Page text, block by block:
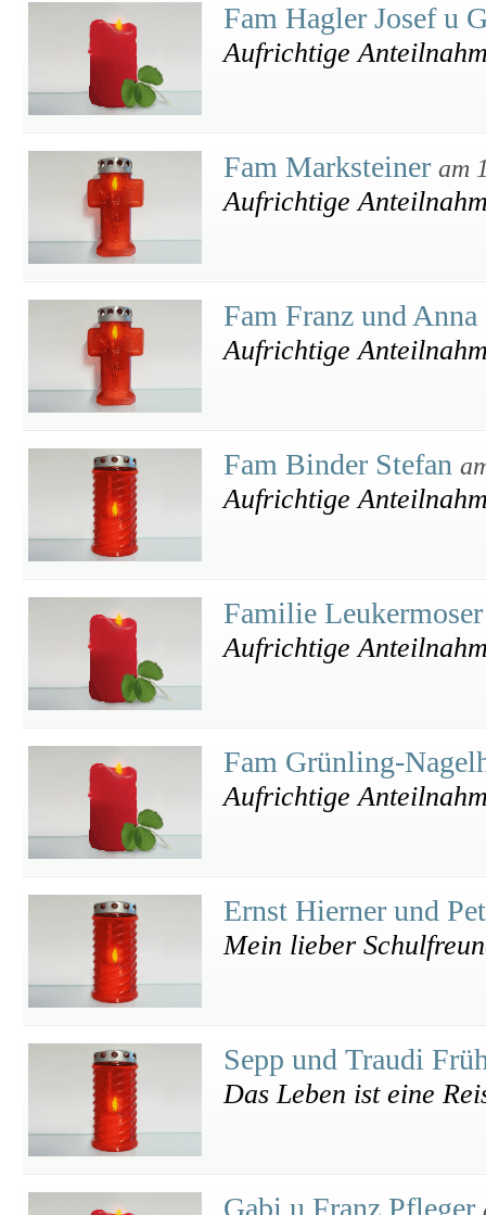
Fam Hagler Josef u
Aufrichtige
Fam Marksteiner am
Aufrichtige
Fam Franz und
Aufrichtige
Fam Binder Stefan
Aufrichtige
Familie
Aufrichtige
Fam Grünling-
Aufrichtige
Ernst Hierner und
Mein lieber
Sepp und Traudi
Das Leben ist eine
Gabi u Franz Pfleger